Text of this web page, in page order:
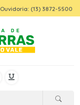
Ouvidoria: (13) 3872-5500